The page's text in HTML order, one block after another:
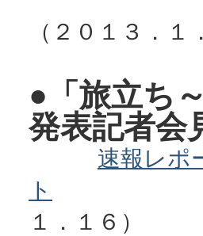
（２０１３．１
●「旅立ち
発表記者会
速報レポ
ト
（
１．１６）